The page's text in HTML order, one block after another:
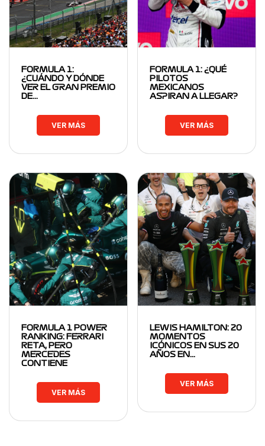
FORMULA 1:
¿CUÁNDO Y DÓNDE
VER EL GRAN PREMIO
DE…
VER MÁS
FORMULA 1: ¿QUÉ
PILOTOS
MEXICANOS
ASPIRAN A LLEGAR?
VER MÁS
FORMULA 1 POWER
RANKING: FERRARI
RETA, PERO
MERCEDES
CONTIENE
VER MÁS
LEWIS HAMILTON: 20
MOMENTOS
ICÓNICOS EN SUS 20
AÑOS EN…
VER MÁS